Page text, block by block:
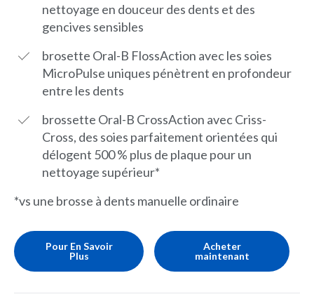
nettoyage en douceur des dents et des
gencives sensibles
brosette Oral-B FlossAction avec les soies
MicroPulse uniques pénètrent en profondeur
entre les dents
brossette Oral-B CrossAction avec Criss-
Cross, des soies parfaitement orientées qui
délogent 500 % plus de plaque pour un
nettoyage supérieur*
*vs une brosse à dents manuelle ordinaire
Pour En Savoir
Plus
Acheter
maintenant